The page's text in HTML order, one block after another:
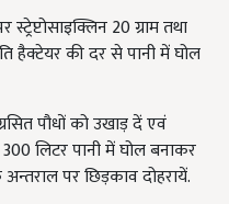
20 ग्राम तथा
हैक्टेयर की दर से पानी में घोल
पौधों को उखाड़ दें एवं
लिटर पानी में घोल बनाकर
पर छिड़काव दोहरायें.